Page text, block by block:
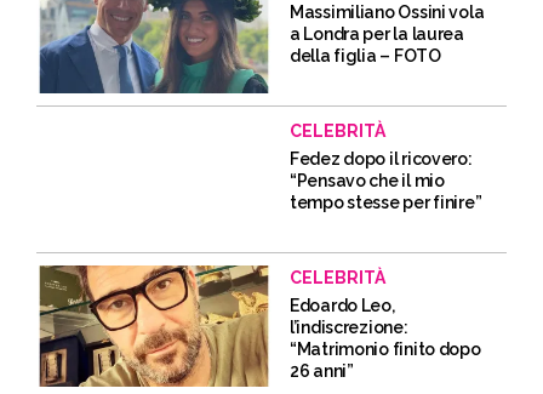
Massimiliano Ossini vola
a Londra per la laurea
della figlia – FOTO
CELEBRITÀ
Fedez dopo il ricovero:
“Pensavo che il mio
tempo stesse per finire”
CELEBRITÀ
Edoardo Leo,
l’indiscrezione:
“Matrimonio finito dopo
26 anni”